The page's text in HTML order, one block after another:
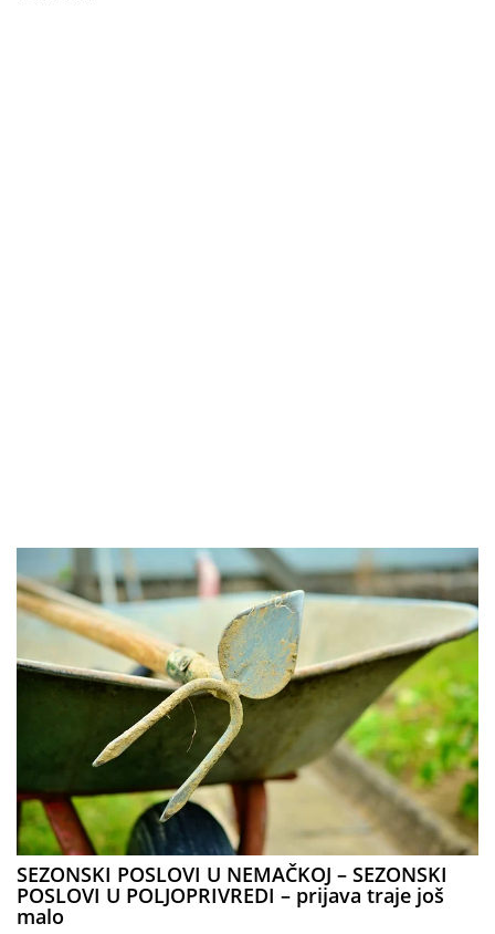
SEZONSKI POSLOVI U NEMAČKOJ – SEZONSKI
POSLOVI U POLJOPRIVREDI – prijava traje još
malo